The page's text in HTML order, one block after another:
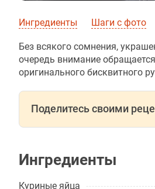
Ингредиенты Шаги с фото
Без всякого сомнения,
очередь внимание
оригинального бисквитного
Поделитесь своими
Ингредиенты
Куриные яйца